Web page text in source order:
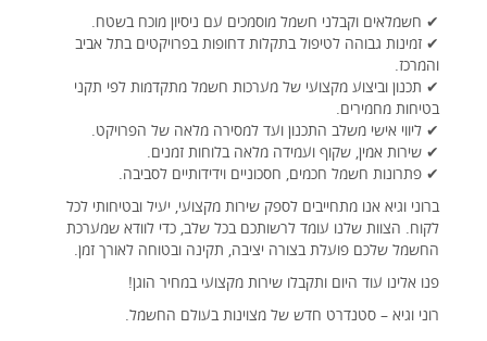
✔ חשמלאים וקבלני חשמל מוסמכים עם ניסיון מוכח בשטח.
✔ זמינות גבוהה לטיפול בתקלות דחופות בפרויקטים בתל אביב
והמרכז.
✔ תכנון וביצוע מקצועי של מערכות חשמל מתקדמות לפי תקני
בטיחות מחמירים.
✔ ליווי אישי משלב התכנון ועד למסירה מלאה של הפרויקט.
✔ שירות אמין, שקוף ועמידה מלאה בלוחות זמנים.
✔ פתרונות חשמל חכמים, חסכוניים וידידותיים לסביבה.
ברוני וגיא אנו מתחייבים לספק שירות מקצועי, יעיל ובטיחותי לכל
לקוח. הצוות שלנו עומד לרשותכם בכל שלב, כדי לוודא שמערכת
החשמל שלכם פועלת בצורה יציבה, תקינה ובטוחה לאורך זמן.
פנו אלינו עוד היום ותקבלו שירות מקצועי במחיר הוגן!
רוני וגיא – סטנדרט חדש של מצוינות בעולם החשמל.